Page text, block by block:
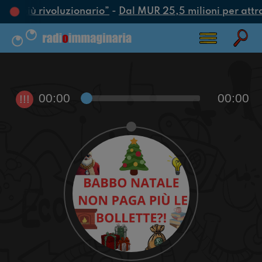
più rivoluzionario”- Dal MUR 25,5 milioni per
!!! 00:00 00:00